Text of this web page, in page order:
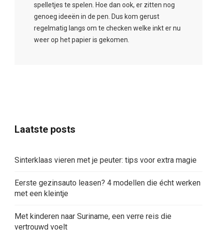
spelletjes te spelen. Hoe dan ook, er zitten nog
genoeg ideeën in de pen. Dus kom gerust
regelmatig langs om te checken welke inkt er nu
weer op het papier is gekomen.
Laatste posts
Sinterklaas vieren met je peuter: tips voor extra magie
Eerste gezinsauto leasen? 4 modellen die écht werken
met een kleintje
Met kinderen naar Suriname, een verre reis die
vertrouwd voelt